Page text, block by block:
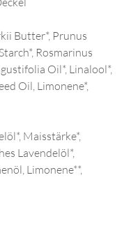
Butter*, Prunus
Rosmarinus
Oil*, Linalool*,
Oil, Limonene*,
Maisstärke*,
Lavendelöl*,
Limonene**,